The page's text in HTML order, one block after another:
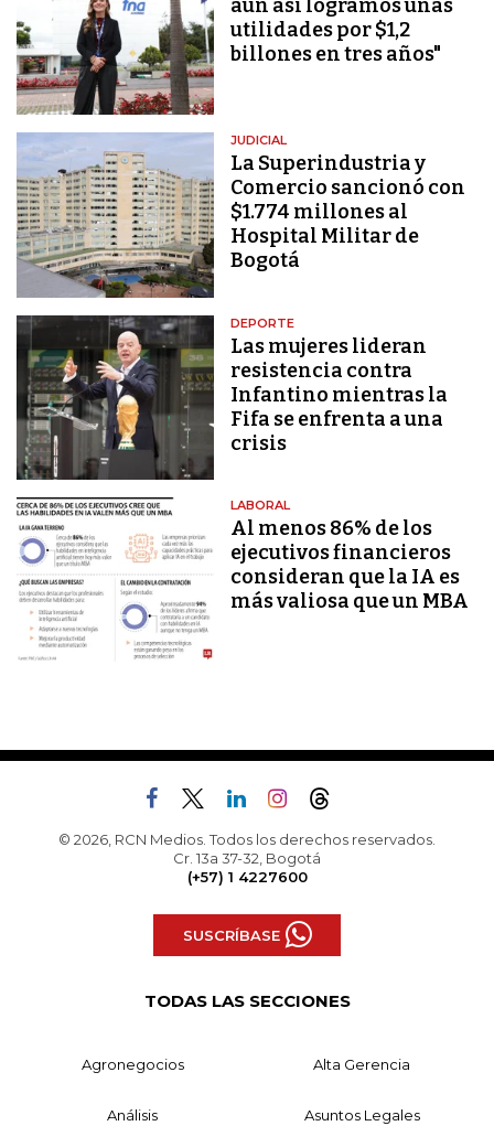
aún así logramos unas
utilidades por $1,2
billones en tres años"
JUDICIAL
La Superindustria y
Comercio sancionó con
$1.774 millones al
Hospital Militar de
Bogotá
DEPORTE
Las mujeres lideran
resistencia contra
Infantino mientras la
Fifa se enfrenta a una
crisis
LABORAL
Al menos 86% de los
ejecutivos financieros
consideran que la IA es
más valiosa que un MBA
© 2026, RCN Medios. Todos los derechos reservados.
Cr. 13a 37-32, Bogotá
(+57) 1 4227600
SUSCRÍBASE
TODAS LAS SECCIONES
Agronegocios Alta Gerencia
Análisis Asuntos Legales